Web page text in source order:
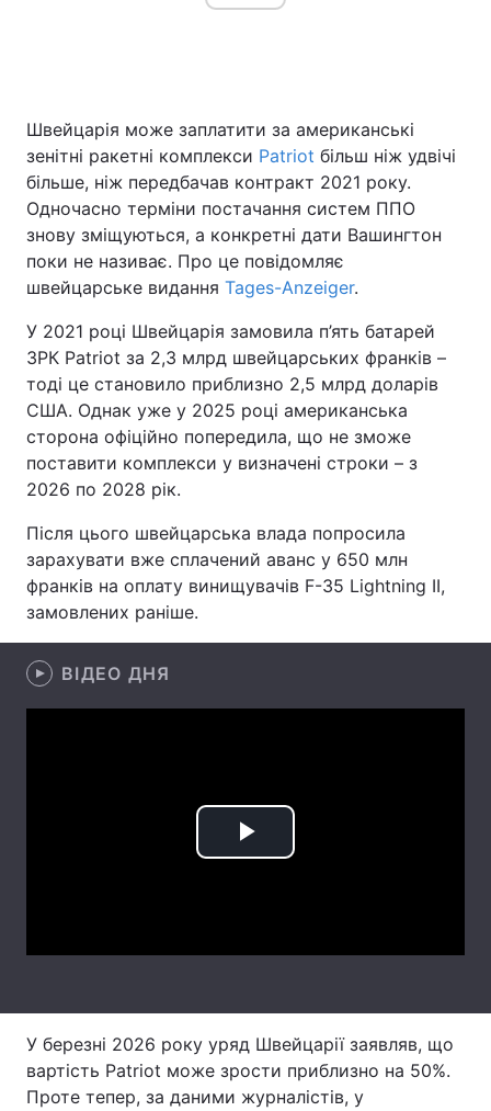
Україна Політика
Економіка Світ
Спорт Наука
Техно і зв'язок Лайт
Зброя Інциденти
Здоров'я Туризм
Цікавинки Погода
Екологія
Лонгріди
Відео з Youtube Статті
Інтерв'ю Думки
Швейцарія може заплатити за американські
зенітні ракетні комплекси Patriot більш ніж удвічі
більше, ніж передбачав контракт 2021 року.
Одночасно терміни постачання систем ППО
знову зміщуються, а конкретні дати Вашингтон
поки не називає. Про це повідомляє
швейцарське видання Tages-Anzeiger.
У 2021 році Швейцарія замовила п’ять батарей
ЗРК Patriot за 2,3 млрд швейцарських франків –
тоді це становило приблизно 2,5 млрд доларів
США. Однак уже у 2025 році американська
сторона офіційно попередила, що не зможе
поставити комплекси у визначені строки – з
2026 по 2028 рік.
Після цього швейцарська влада попросила
зарахувати вже сплачений аванс у 650 млн
франків на оплату винищувачів F-35 Lightning II,
замовлених раніше.
ВІДЕО ДНЯ
Play
У березні 2026 року уряд Швейцарії заявляв, що
вартість Patriot може зрости приблизно на 50%.
Проте тепер, за даними журналістів, у